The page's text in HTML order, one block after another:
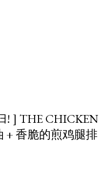
! ] THE CHICKEN
香脆的煎鸡腿排